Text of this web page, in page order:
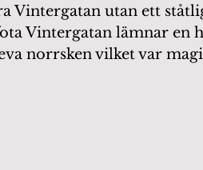
Vintergatan utan ett
Vintergatan lämnar en
norrsken vilket var